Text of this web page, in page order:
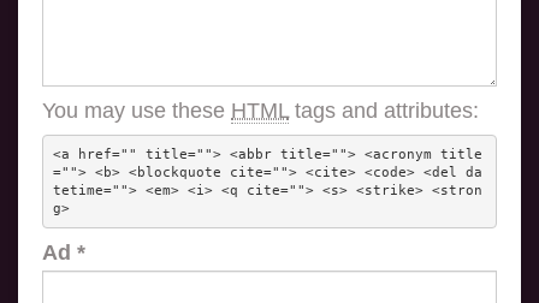
You may use these HTMLtags and attributes:
<a href="" title=""> <abbr title=""> <acronym title
=""> <b> <blockquote cite=""> <cite> <code> <del da
tetime=""> <em> <i> <q cite=""> <s> <strike> <stron
g>
Ad *